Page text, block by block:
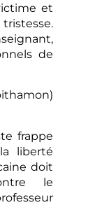
et
de
frappe
liberté
doit
le